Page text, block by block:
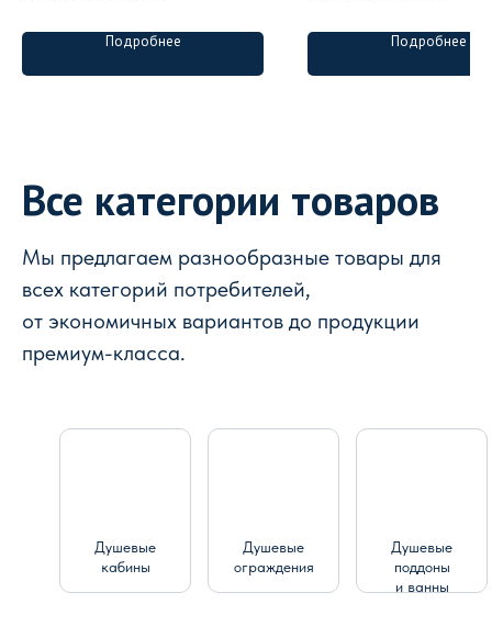
Подробнее Подробнее
Все категории товаров
Мы предлагаем разнообразные товары для
всех категорий потребителей,
от экономичных вариантов до продукции
премиум-класса.
Душевые
кабины
Душевые
ограждения
Душевые
поддоны
и ванны